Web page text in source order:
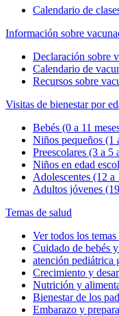
Calendario de
Información sobre
Declaración sobre
Calendario de
Recursos sobre
Visitas de bienestar por
Bebés (0 a 11
Niños pequeños (1
Preescolares (3 a 5
Niños en edad
Adolescentes (12 a
Adultos jóvenes
Temas de salud
Ver todos los temas
Cuidado de bebés
atención pediátrica
Crecimiento y
Nutrición y
Bienestar de los
Embarazo y